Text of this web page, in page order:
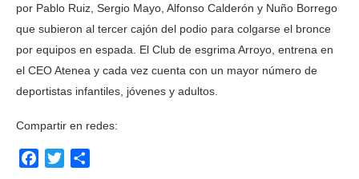
por Pablo Ruiz, Sergio Mayo, Alfonso Calderón y Nuño Borrego
que subieron al tercer cajón del podio para colgarse el bronce
por equipos en espada. El Club de esgrima Arroyo, entrena en
el CEO Atenea y cada vez cuenta con un mayor número de
deportistas infantiles, jóvenes y adultos.
Compartir en redes:
Facebook
Twitter